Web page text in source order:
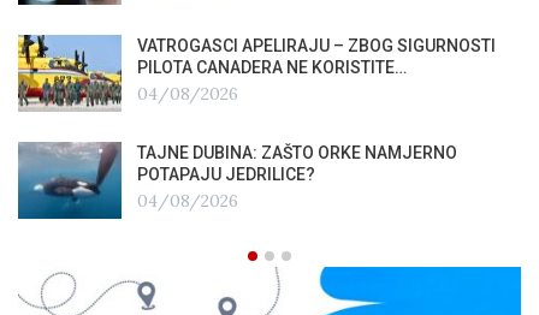
VATROGASCI APELIRAJU – ZBOG SIGURNOSTI
PILOTA CANADERA NE KORISTITE…
04/08/2026
TAJNE DUBINA: ZAŠTO ORKE NAMJERNO
POTAPAJU JEDRILICE?
04/08/2026